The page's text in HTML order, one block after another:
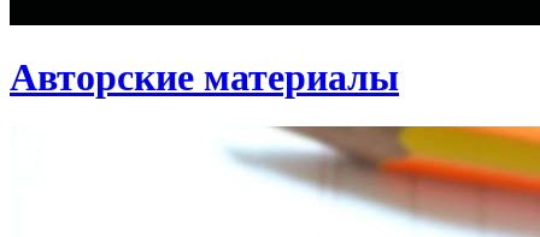
Авторские материалы